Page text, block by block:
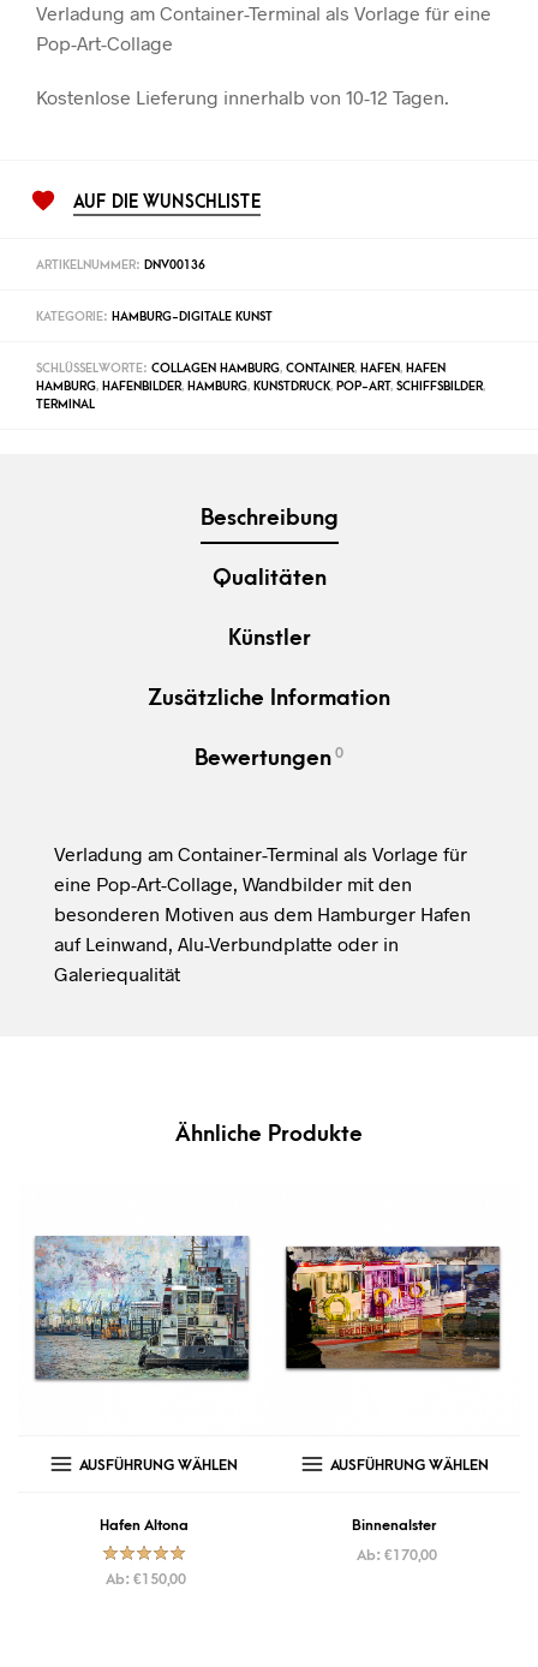
Verladung am Container-Terminal als Vorlage für eine
Pop-Art-Collage
Kostenlose Lieferung innerhalb von 10-12 Tagen.
AUF DIE WUNSCHLISTE
ARTIKELNUMMER: DNV00136
KATEGORIE: HAMBURG-DIGITALE KUNST
SCHLÜSSELWORTE: COLLAGEN HAMBURG, CONTAINER, HAFEN, HAFEN
HAMBURG, HAFENBILDER, HAMBURG, KUNSTDRUCK, POP-ART, SCHIFFSBILDER,
TERMINAL
Beschreibung
Qualitäten
Künstler
Zusätzliche Information
Bewertungen 0
Verladung am Container-Terminal als Vorlage für
eine Pop-Art-Collage, Wandbilder mit den
besonderen Motiven aus dem Hamburger Hafen
auf Leinwand, Alu-Verbundplatte oder in
Galeriequalität
Ähnliche Produkte
AUSFÜHRUNG WÄHLEN
Hafen Altona
Bewertet mit
5.00von
Ab: €150,00
AUSFÜHRUNG WÄHLEN
Binnenalster
Ab: €170,00